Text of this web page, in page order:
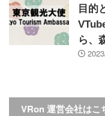
目的
ら、
VRon 運営会社はこ